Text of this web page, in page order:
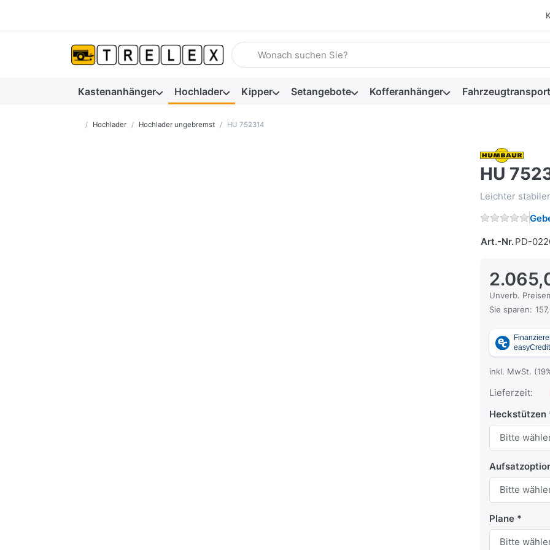
Geben Sie einen Suchbegriff ein. Während Sie tippen, erscheinen
Kastenanhänger Hochlader Kipper Setangebote Kofferanhänger
Startseite
Hochlader Hochlader ungebremst HU 752314
HU
Leichter
Art.-Nr.PD-
Unverb.
Die UVP ist
Sie sparen:
inkl. MwSt.
Lieferzeit:
Heckstützen
Plane